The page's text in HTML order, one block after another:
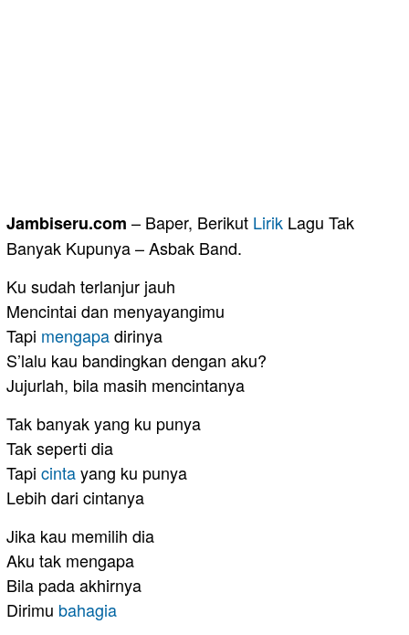
Jambiseru.com – Baper, Berikut Lirik Lagu Tak
Banyak Kupunya – Asbak Band.
Ku sudah terlanjur jauh
Mencintai dan menyayangimu
Tapi mengapadirinya
S’lalu kau bandingkan dengan aku?
Jujurlah, bila masih mencintanya
Tak banyak yang ku punya
Tak seperti dia
Tapi cintayang ku punya
Lebih dari cintanya
Jika kau memilih dia
Aku tak mengapa
Bila pada akhirnya
Dirimu bahagia